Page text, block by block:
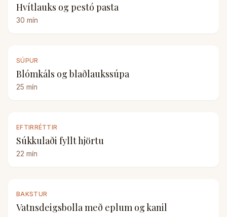
Hvítlauks og pestó pasta
30 mín
SÚPUR
Blómkáls og blaðlaukssúpa
25 mín
EFTIRRÉTTIR
Súkkulaði fyllt hjörtu
22 mín
BAKSTUR
Vatnsdeigsbolla með eplum og kanil